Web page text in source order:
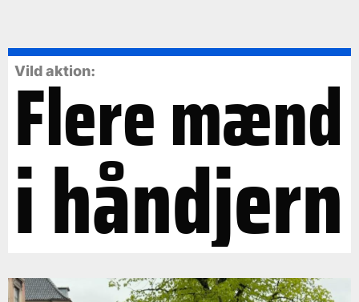
Vild aktion:
Flere mænd
i håndjern